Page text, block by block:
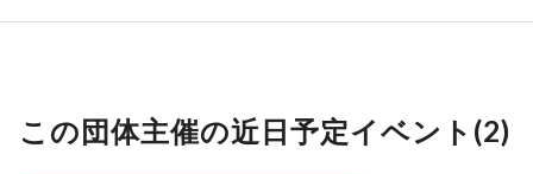
この団体主催の近日予定イベント(2)